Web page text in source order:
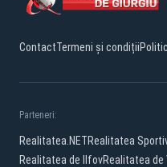
ContactTermeni și condiții
Parteneri:
Realitatea.NETRealitatea
Realitatea de IlfovRealitatea de